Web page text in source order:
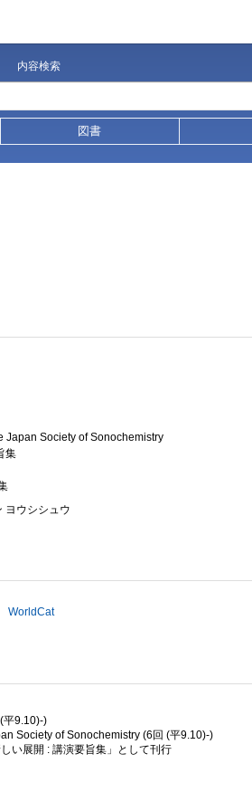
内容検索
図書
Japan Society of Sonochemistry
集
ヨウシシュウ
WorldCat
平9.10)-)
Society of Sonochemistry (6回 (平9.10)-)
い展開 : 講演要旨集」として刊行